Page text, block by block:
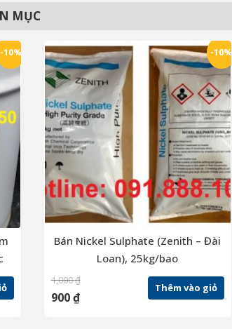
MỤC
-10% -10%
Bán Nickel Sulphate (Zenith – Đài
Loan), 25kg/bao
1,000₫
900₫
Thêm vào giỏ